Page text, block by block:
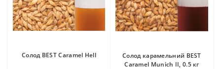
Солод BEST Caramel Hell
Солод карамельний BEST
Caramel Munich II, 0.5 кг